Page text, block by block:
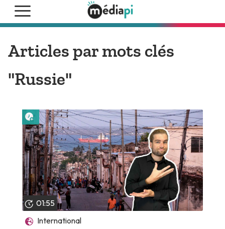
Articles par mots clés
"Russie"
01:55
International
Lire plus tard